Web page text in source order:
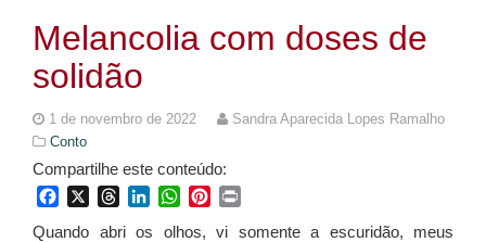
Melancolia com doses de
solidão
1 de novembro de 2022
Sandra Aparecida Lopes Ramalho
Conto
Compartilhe este conteúdo:
FacebookThreadsLinkedInWhatsApp
Pinterest
Quando abri os olhos, vi somente a escuridão, meus